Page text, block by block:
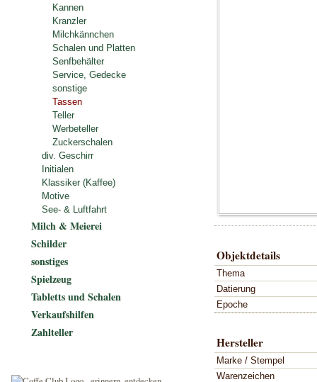
Objektdetails
Thema
Datierung
Epoche
Hersteller
Marke / Stempel
Warenzeichen
Kannen
Kranzler
Milchkännchen
Schalen und Platten
Senfbehälter
Service, Gedecke
sonstige
Tassen
Teller
Werbeteller
Zuckerschalen
div. Geschirr
Initialen
Klassiker (Kaffee)
Motive
See- & Luftfahrt
Milch & Meierei
Schilder
sonstiges
Spielzeug
Tabletts und Schalen
Verkaufshilfen
Zahlteller